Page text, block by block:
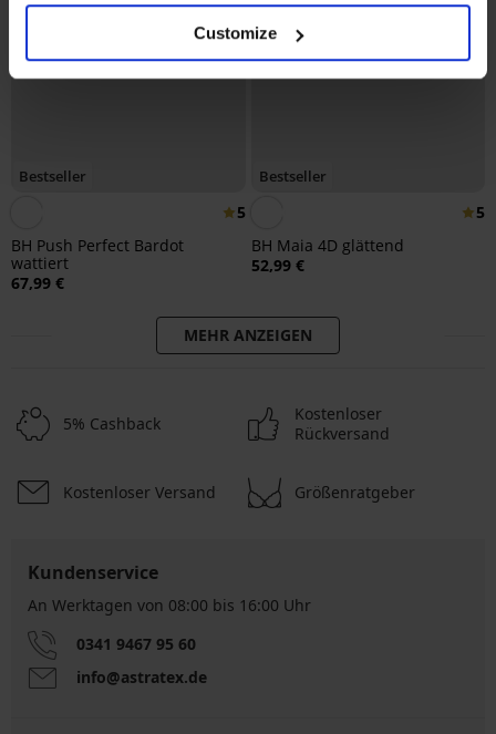
Customize
Bestseller
5
BH Push Perfect Bardot
wattiert
67,99 €
Bestseller
5
BH Maia 4D glättend
52,99 €
MEHR ANZEIGEN
5% Cashback
Kostenloser
Rückversand
Kostenloser Versand Größenratgeber
Kundenservice
An Werktagen von 08:00 bis 16:00 Uhr
0341 9467 95 60
info@astratex.de